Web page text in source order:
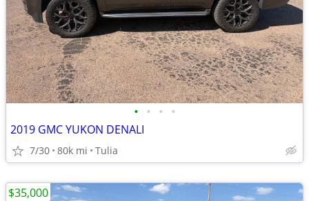
• • • •
2019 GMC YUKON DENALI
7/30 80k mi Tulia
$35,000